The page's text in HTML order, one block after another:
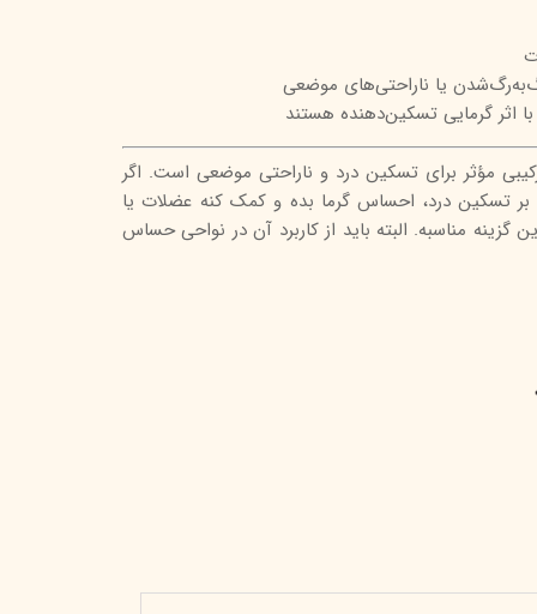
یا ناراحتی‌های موضعی
اثر گرمایی تسکین‌دهنده‌ هستند
مؤثر برای تسکین درد و ناراحتی موضعی است. اگر
تسکین درد، احساس گرما بده و کمک کنه عضلات یا
مناسبه. البته باید از کاربرد آن در نواحی حساس